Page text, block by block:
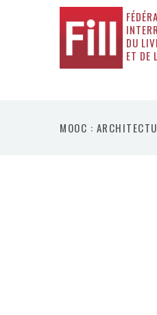
DU
ET DE
MOOC :